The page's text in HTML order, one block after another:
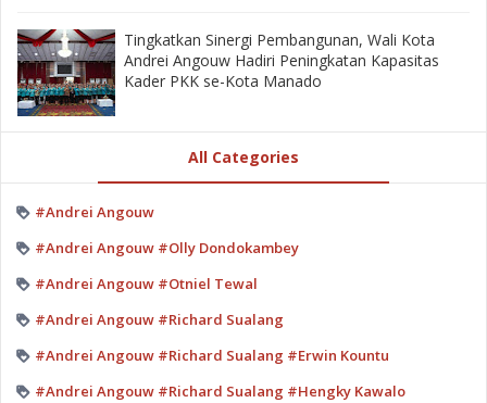
‎Tingkatkan Sinergi Pembangunan, Wali Kota
Andrei Angouw Hadiri Peningkatan Kapasitas
Kader PKK se-Kota Manado
All Categories
#Andrei Angouw
#Andrei Angouw #Olly Dondokambey
#Andrei Angouw #Otniel Tewal
#Andrei Angouw #Richard Sualang
#Andrei Angouw #Richard Sualang #Erwin Kountu
#Andrei Angouw #Richard Sualang #Hengky Kawalo